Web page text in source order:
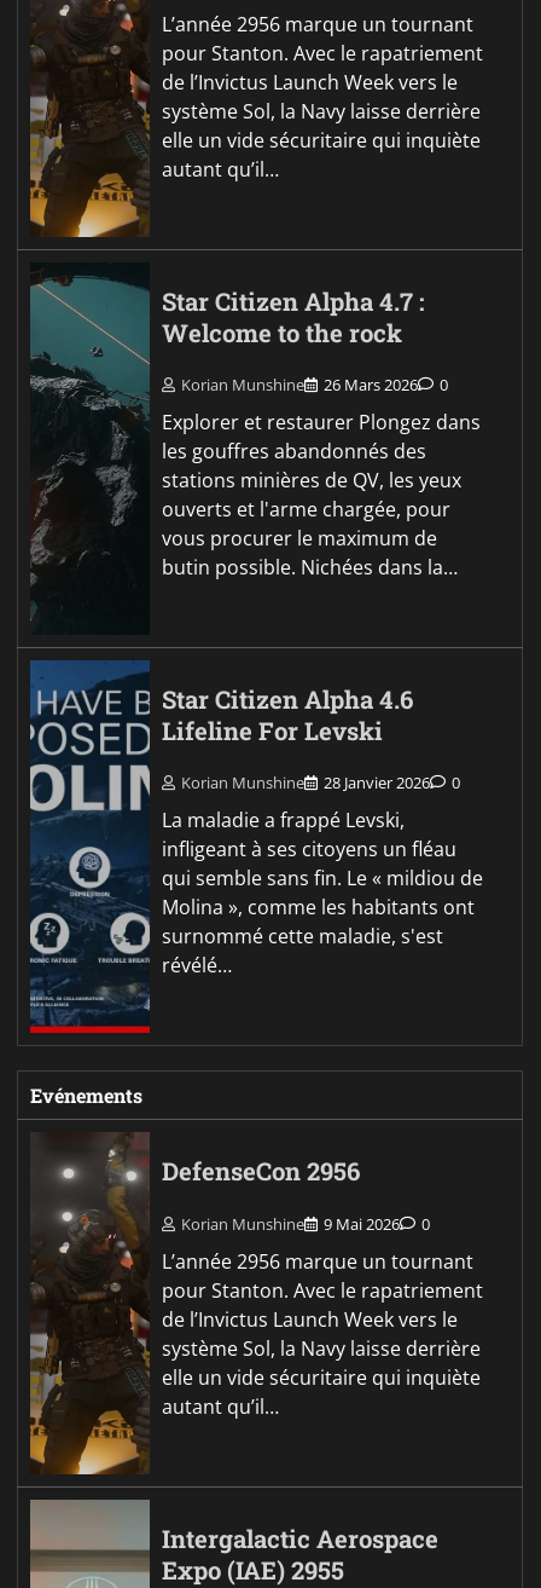
L’année 2956 marque un tournant
pour Stanton. Avec le rapatriement
de l’Invictus Launch Week vers le
système Sol, la Navy laisse derrière
elle un vide sécuritaire qui inquiète
autant qu’il…
Star Citizen Alpha 4.7 :
Welcome to the rock
Korian Munshine 26 Mars 2026 0
Explorer et restaurer Plongez dans
les gouffres abandonnés des
stations minières de QV, les yeux
ouverts et l'arme chargée, pour
vous procurer le maximum de
butin possible. Nichées dans la…
Star Citizen Alpha 4.6
Lifeline For Levski
Korian Munshine 28 Janvier 2026 0
La maladie a frappé Levski,
infligeant à ses citoyens un fléau
qui semble sans fin. Le « mildiou de
Molina », comme les habitants ont
surnommé cette maladie, s'est
révélé…
Evénements
DefenseCon 2956
Korian Munshine 9 Mai 2026 0
L’année 2956 marque un tournant
pour Stanton. Avec le rapatriement
de l’Invictus Launch Week vers le
système Sol, la Navy laisse derrière
elle un vide sécuritaire qui inquiète
autant qu’il…
Intergalactic Aerospace
Expo (IAE) 2955